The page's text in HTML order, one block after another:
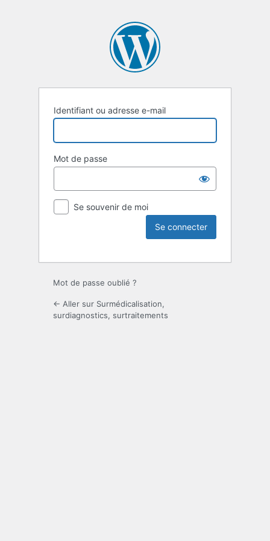
Identifiant ou adresse e-mail
Mot de passe
Se souvenir de moi
Mot de passe oublié ?
← Aller sur Surmédicalisation,
surdiagnostics, surtraitements